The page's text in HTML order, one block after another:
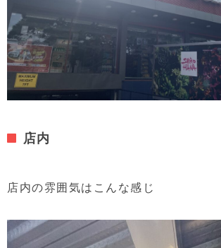
店内
店内の雰囲気はこんな感じ